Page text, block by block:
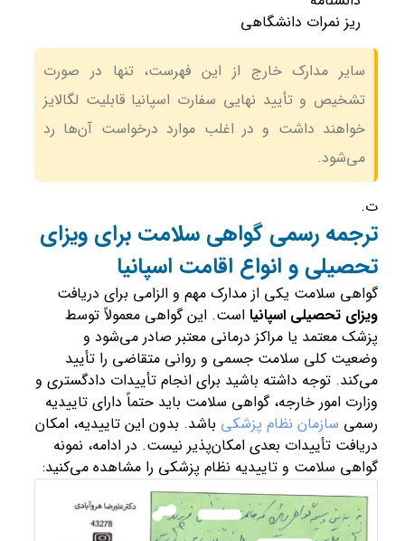
ریز نمرات دانشگاهی
سایر مدارک خارج از این فهرست، تنها در صورت
تشخیص و تأیید نهایی سفارت اسپانیا قابلیت لگالایز
خواهند داشت و در اغلب موارد درخواست آن‌ها رد
می‌شود.
ت.
ترجمه رسمی گواهی سلامت برای ویزای
تحصیلی و انواع اقامت اسپانیا
گواهی سلامت یکی از مدارک مهم و الزامی برای دریافت
ویزای تحصیلی اسپانیا است. این گواهی معمولاً توسط
پزشک معتمد یا مراکز درمانی معتبر صادر می‌شود و
وضعیت کلی سلامت جسمی و روانی متقاضی را تأیید
می‌کند. توجه داشته باشید برای انجام تأییدات دادگستری و
وزارت امور خارجه، گواهی سلامت باید حتماً دارای تاییدیه
رسمی سازمان نظام پزشکی باشد. بدون این تاییدیه، امکان
دریافت تأییدات بعدی امکان‌پذیر نیست. در ادامه، نمونه
گواهی سلامت و تاییدیه نظام پزشکی را مشاهده می‌کنید: